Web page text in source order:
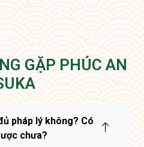
GẶP PHÚC AN
pháp lý không? Có
chưa?